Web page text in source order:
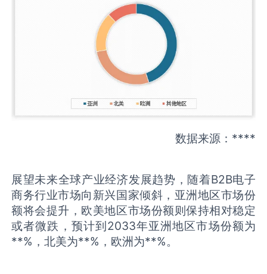
数据来源：****
展望未来全球产业经济发展趋势，随着B2B电子
商务行业市场向新兴国家倾斜，亚洲地区市场份
额将会提升，欧美地区市场份额则保持相对稳定
或者微跌，预计到2033年亚洲地区市场份额为
**%，北美为**%，欧洲为**%。